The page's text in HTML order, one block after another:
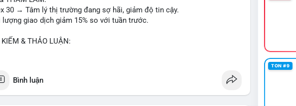
30 → Tâm lý thị trường đang sợ hãi, giảm độ tin cậy.
lượng giao dịch giảm 15% so với tuần trước.
& THẢO LUẬN:
Solana, Dogecoin, Chainlink, Litecoin, Tesla, UFC, Premier League,
Bình luận
TON #9